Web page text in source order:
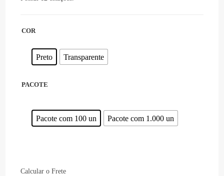
COR
Preto Transparente
PACOTE
Pacote com 100 un Pacote com 1.000 un
Calcular o Frete